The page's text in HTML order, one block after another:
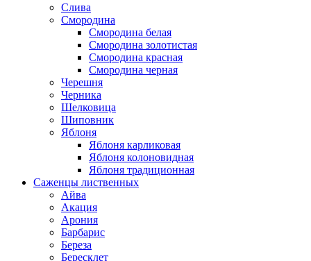
Слива
Смородина
Смородина белая
Смородина золотистая
Смородина красная
Смородина черная
Черешня
Черника
Шелковица
Шиповник
Яблоня
Яблоня карликовая
Яблоня колоновидная
Яблоня традиционная
Саженцы лиственных
Айва
Акация
Арония
Барбарис
Береза
Бересклет